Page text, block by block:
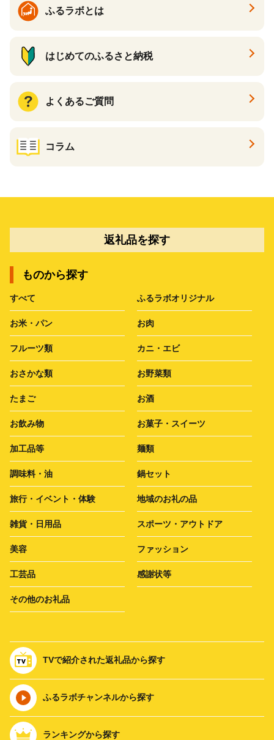
ふるラボとは
はじめてのふるさと納税
よくあるご質問
コラム
返礼品を探す
ものから探す
すべて ふるラボオリジナル
お米・パン お肉
フルーツ類 カニ・エビ
おさかな類 お野菜類
たまご お酒
お飲み物 お菓子・スイーツ
加工品等 麺類
調味料・油 鍋セット
旅行・イベント・体験 地域のお礼の品
雑貨・日用品 スポーツ・アウトドア
美容 ファッション
工芸品 感謝状等
その他のお礼品
TVで紹介された返礼品から探す
ふるラボチャンネルから探す
ランキングから探す